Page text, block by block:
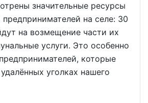
значительные ресурсы
на селе: 30
на возмещение части их
услуги. Это особенно
которые
уголках нашего